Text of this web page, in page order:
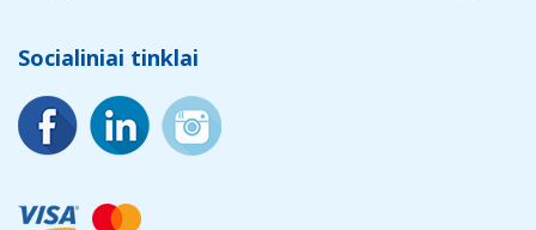
Socialiniai tinklai